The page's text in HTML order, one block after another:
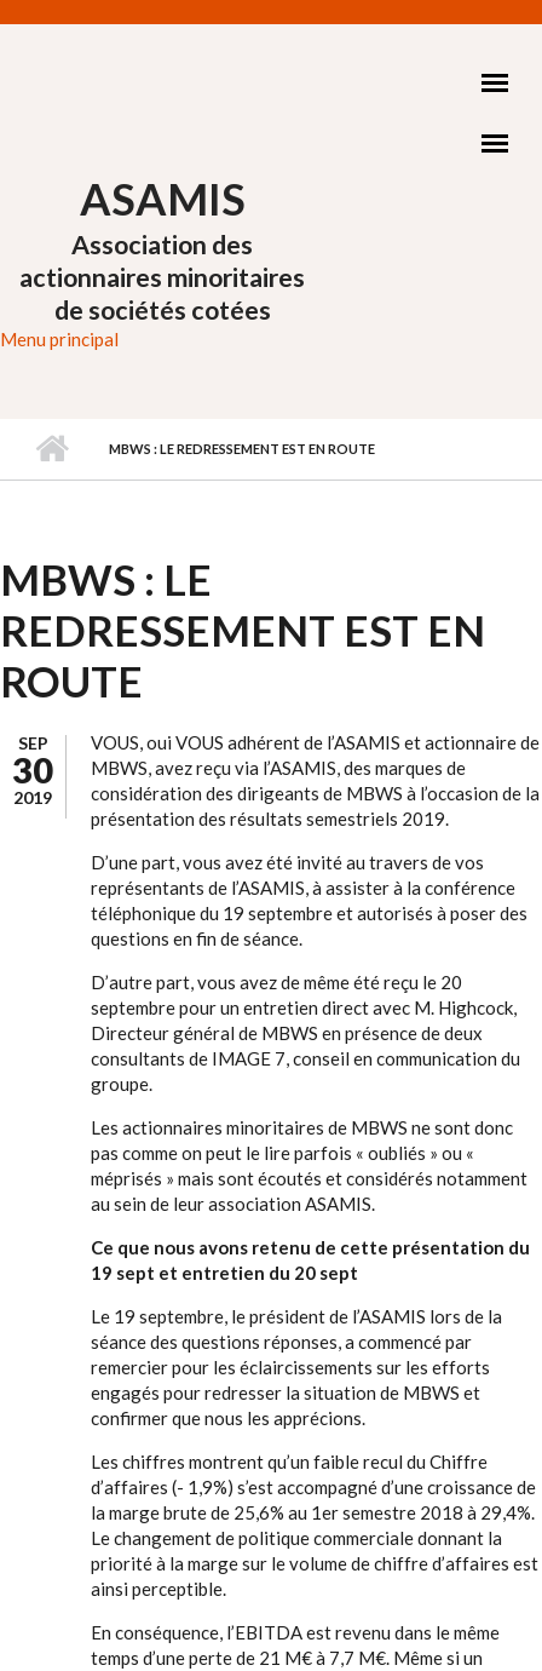
ASAMIS
Association des
actionnaires minoritaires
de sociétés cotées
Menu principal
MBWS : LE REDRESSEMENT EST EN ROUTE
MBWS : LE
REDRESSEMENT EST EN
ROUTE
SEP
30
2019
VOUS, oui VOUS adhérent de l’ASAMIS et actionnaire de
MBWS, avez reçu via l’ASAMIS, des marques de
considération des dirigeants de MBWS à l’occasion de la
présentation des résultats semestriels 2019.
D’une part, vous avez été invité au travers de vos
représentants de l’ASAMIS, à assister à la conférence
téléphonique du 19 septembre et autorisés à poser des
questions en fin de séance.
D’autre part, vous avez de même été reçu le 20
septembre pour un entretien direct avec M. Highcock,
Directeur général de MBWS en présence de deux
consultants de IMAGE 7, conseil en communication du
groupe.
Les actionnaires minoritaires de MBWS ne sont donc
pas comme on peut le lire parfois « oubliés » ou «
méprisés » mais sont écoutés et considérés notamment
au sein de leur association ASAMIS.
Ce que nous avons retenu de cette présentation du
19 sept et entretien du 20 sept
Le 19 septembre, le président de l’ASAMIS lors de la
séance des questions réponses, a commencé par
remercier pour les éclaircissements sur les efforts
engagés pour redresser la situation de MBWS et
confirmer que nous les apprécions.
Les chiffres montrent qu’un faible recul du Chiffre
d’affaires (- 1,9%) s’est accompagné d’une croissance de
la marge brute de 25,6% au 1er semestre 2018 à 29,4%.
Le changement de politique commerciale donnant la
priorité à la marge sur le volume de chiffre d’affaires est
ainsi perceptible.
En conséquence, l’EBITDA est revenu dans le même
temps d’une perte de 21 M€ à 7,7 M€. Même si un